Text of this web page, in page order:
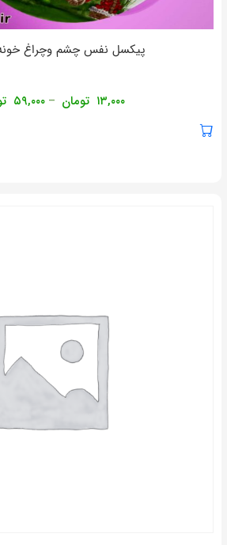
پیکسل نفس چشم وچراغ
۱۳,۰۰۰ تومان – ۵۹,۰۰۰